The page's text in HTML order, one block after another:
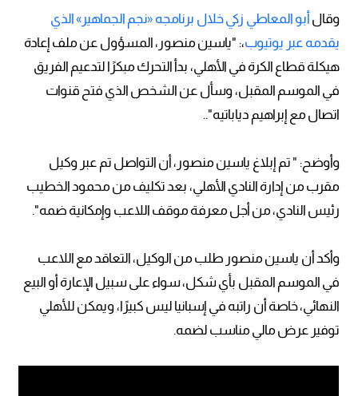
وقال أبو المعاطي زكي خلال برنامجه «نجم الجماهير» الذي
يقدمه عبر يوتيوب،: "ياسين منصور، المسؤول عن ملف إعادة
هيكلة قطاع الكرة في الأهلي، بدأ التحرك مبكرًا لتدعيم الفريق
في الموسم المقبل، وسأل عن الشخص الذي فتح قنوات
اتصال مع إبراهيم دياباتيه"..
وأوضح: " تم إبلاغ ياسين منصور، أن التواصل تم عبر وكيل
مقرب من إدارة النادي الأهلي، بعد تكليف من محمود الخطيب
رئيس النادي، من أجل معرفة موقف اللاعب وإمكانية ضمه".
وأكد أن ياسين منصور طلب من الوكيل، التعاقد مع اللاعب
في الموسم المقبل بأي شكل، سواء على سبيل الإعارة أو البيع
النهائي، خاصة أن راتبه في إسبانيا ليس كبيرًا، ويمكن للأهلي
توفير عرض مالي مناسب لضمه.